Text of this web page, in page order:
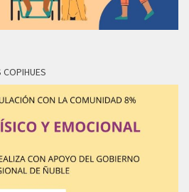
COPIHUES